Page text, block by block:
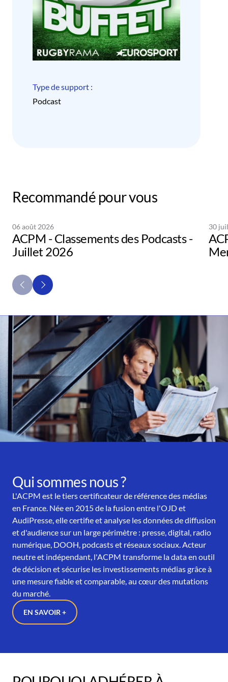
Type de support :
Podcast
Recommandé pour vous
06 août 2026
ACPM - Classements des Podcasts -
Juillet 2026
30
Qui sommes nous ?
L'ACPM est le tiers certificateur de référence des médias
en France. Née en 2015 de la fusion entre l'OJD et
AudiPresse, elle certifie et analyse les données de diffusion
et d'audience sur un large périmètre : presse, digital, radio
numérique, DOOH, podcasts et réseaux sociaux. Acteur
neutre et indépendant, l'ACPM transforme la data en outil
de décision et sécurise les investissements médias grâce à
une mesure fiable et comparable, au cœur des mutations
du marché.
EN SAVOIR +